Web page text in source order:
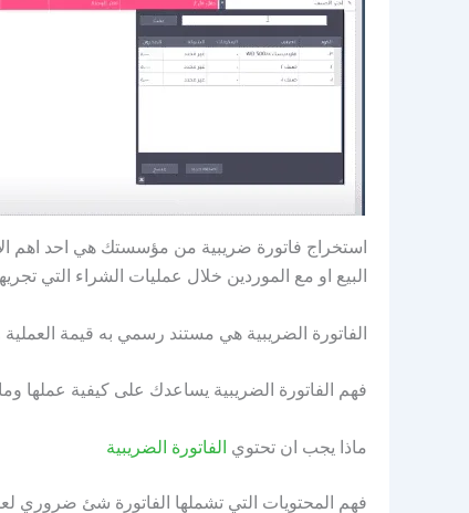
استخراج فاتورة ضريبية من مؤسستك هي احد اهم
البيع او مع الموردين خلال عمليات الشراء التي
الفاتورة الضريبية هي مستند رسمي به قيمة
فهم الفاتورة الضريبية يساعدك على كيفية عملها
ماذا يجب ان تحتوي الفاتورة الضريبية
فهم المحتويات التي تشملها الفاتورة شئ ضروري